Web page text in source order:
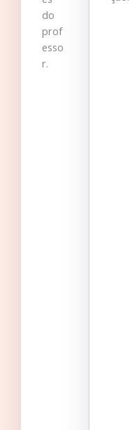
do
prof
esso
r.